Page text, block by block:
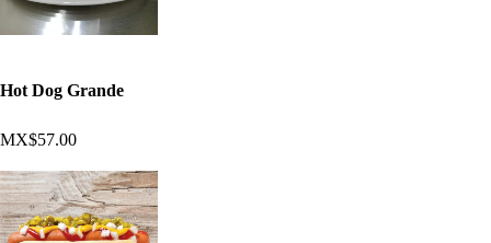
Hot Dog Grande
MX$57.00